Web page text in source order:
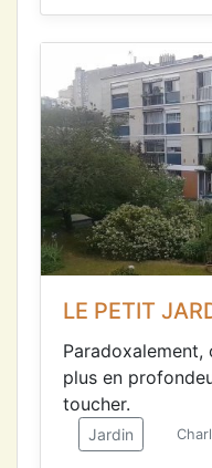
LE PETIT
plus en
toucher.
Jardin